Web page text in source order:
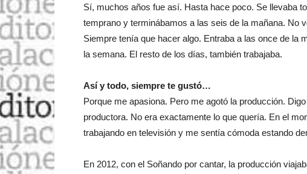
Sí, muchos años fue así. Hasta hace poco. Se llevaba
temprano y terminábamos a las seis de la mañana. No
Siempre tenía que hacer algo. Entraba a las once de la
la semana. El resto de los días, también trabajaba.
Así y todo, siempre te gustó…
Porque me apasiona. Pero me agotó la producción.
productora. No era exactamente lo que quería. En el
trabajando en televisión y me sentía cómoda estando
En 2012, con el Soñando por cantar, la producción